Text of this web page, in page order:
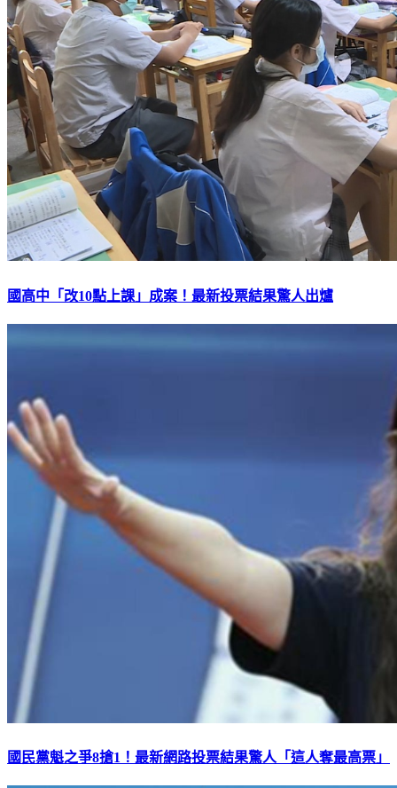
國高中「改10點上課」成案！最新投票結果驚人出爐
國民黨魁之爭8搶1！最新網路投票結果驚人「這人奪最高票」